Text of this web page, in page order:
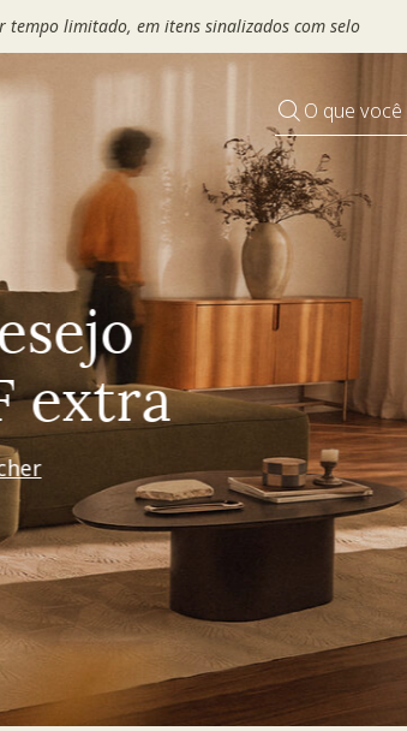
até 30% OFF*: useMOVEL30, TEXTIL30 OU
O que
rituais
Grandes mudanças